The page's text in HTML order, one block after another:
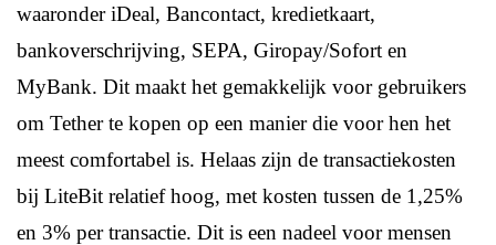
waaronder iDeal, Bancontact, kredietkaart,
bankoverschrijving, SEPA, Giropay/Sofort en
MyBank. Dit maakt het gemakkelijk voor gebruikers
om Tether te kopen op een manier die voor hen het
meest comfortabel is. Helaas zijn de transactiekosten
bij LiteBit relatief hoog, met kosten tussen de 1,25%
en 3% per transactie. Dit is een nadeel voor mensen